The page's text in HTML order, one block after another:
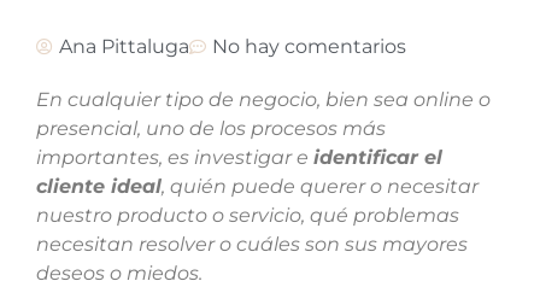
Ana Pittaluga No hay comentarios
En cualquier tipo de negocio, bien sea online o
presencial, uno de los procesos más
importantes, es investigar e identificar el
cliente ideal, quién puede querer o necesitar
nuestro producto o servicio, qué problemas
necesitan resolver o cuáles son sus mayores
deseos o miedos.